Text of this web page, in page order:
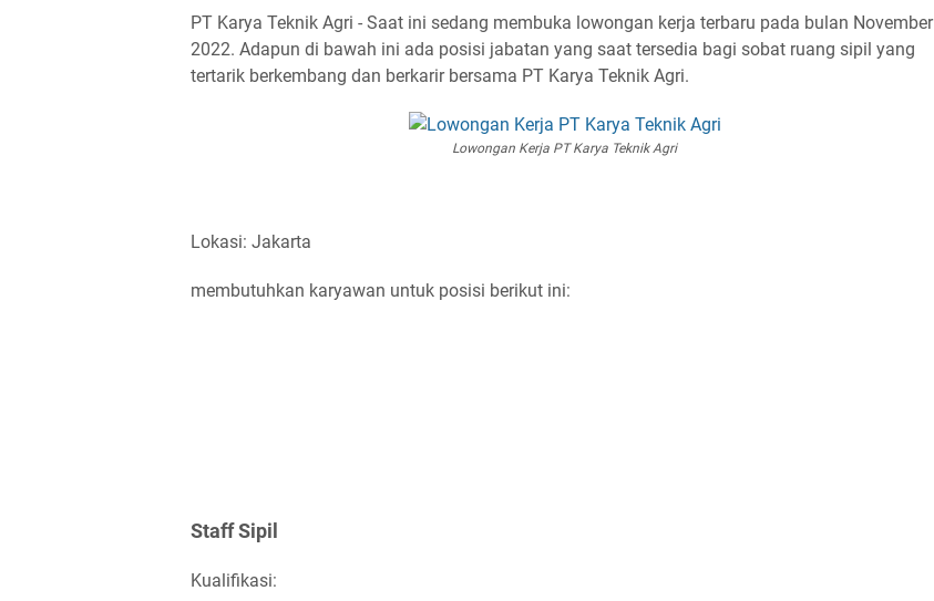
PT Karya Teknik Agri - Saat ini sedang membuka lowongan kerja terbaru pada bulan November
2022. Adapun di bawah ini ada posisi jabatan yang saat tersedia bagi sobat ruang sipil yang
tertarik berkembang dan berkarir bersama PT Karya Teknik Agri.
Lowongan Kerja PT Karya Teknik Agri
Lokasi: Jakarta
membutuhkan karyawan untuk posisi berikut ini:
Staff Sipil
Kualifikasi: